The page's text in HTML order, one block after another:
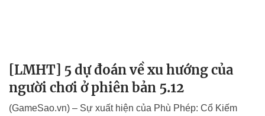
[LMHT] 5 dự đoán về xu hướng của
người chơi ở phiên bản 5.12
(GameSao.vn) – Sự xuất hiện của Phù Phép: Cổ Kiếm